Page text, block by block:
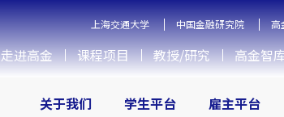
上海交通大学 中国金融研究院 高
走进高金 课程项目 教授/研究 高金智
关于我们 学生平台 雇主平台